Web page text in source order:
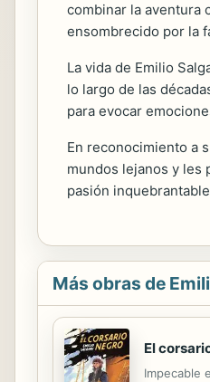
combinar la aventura
ensombrecido por la
La vida de Emilio
lo largo de las
para evocar
En reconocimiento a
mundos lejanos y les
pasión
Más obras de
El
Impecable